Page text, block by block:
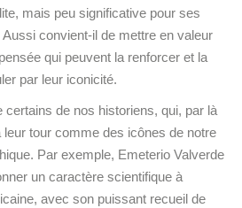
mais peu significative pour ses
Aussi convient-il de mettre en valeur
qui peuvent la renforcer et la
par leur iconicité.
certains de nos historiens, qui, par là
tour comme des icônes de notre
Par exemple, Emeterio Valverde
un caractère scientifique à
avec son puissant recueil de